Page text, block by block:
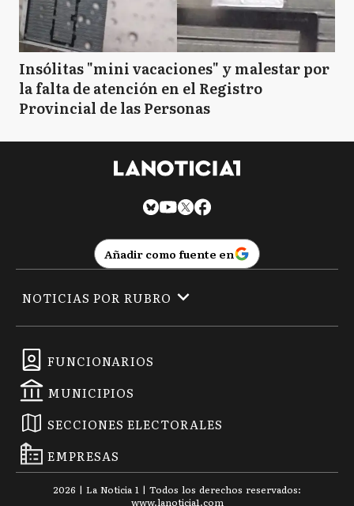
Insólitas "mini vacaciones" y malestar por
la falta de atención en el Registro
Provincial de las Personas
Añadir como fuente en
FUNCIONARIOS
MUNICIPIOS
SECCIONES ELECTORALES
EMPRESAS
NOTICIAS POR RUBRO
2026 | La Noticia 1 | Todos los derechos reservados:
www.lanoticia1.com